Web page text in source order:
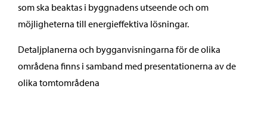
som ska beaktas i byggnadens utseende och om
möjligheterna till energieffektiva lösningar.
Detaljplanerna och bygganvisningarna för de olika
områdena finns i samband med presentationerna av de
olika tomtområdena